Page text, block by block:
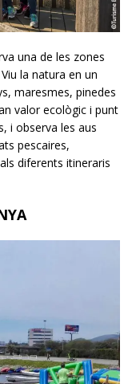
una de les zones
la natura en un
maresmes, pinedes
valor ecològic i punt
i observa les aus
pescaires,
diferents itineraris